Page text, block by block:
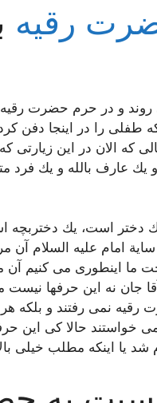
رقیه
روند و در حرم حضرت
را در اینجا دفن
كه الان در این
یك عارف بالله و یك فرد
دختر است، یك دختربچه
امام علیه السلام
ما اینطوری می كنیم
جان نه این حرفها
نمی رفتند و بلكه
خواستند حالا كی این
یا اینكه مطلب خیلی